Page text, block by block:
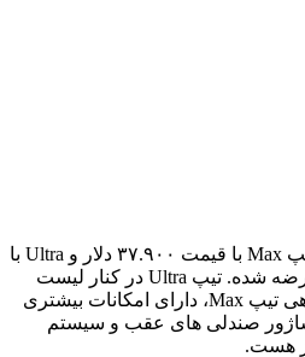
مدل EREV آواتار ۱۲ در دو تیپ Max با قیمت ۳۷.۹۰۰ دلار و Ultra با
قیمت ۴۲.۱۰۰ دلار در چین عرضه شده. تیپ Ultra در کنار لیست
بلندبالای امکانات ایمنی و رفاهی تیپ Max، دارای امکانات بیشتری
صندلی های عقب و سیستم